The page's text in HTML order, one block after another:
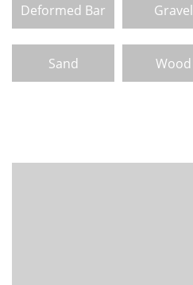
Deformed Bar Gravel
Sand Wood